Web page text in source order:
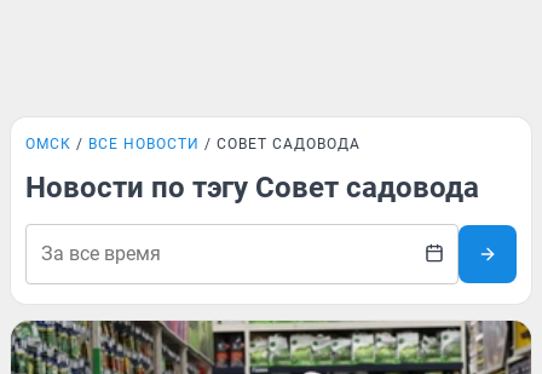
ОМСК ВСЕ НОВОСТИ СОВЕТ САДОВОДА
Новости по тэгу Совет садовода